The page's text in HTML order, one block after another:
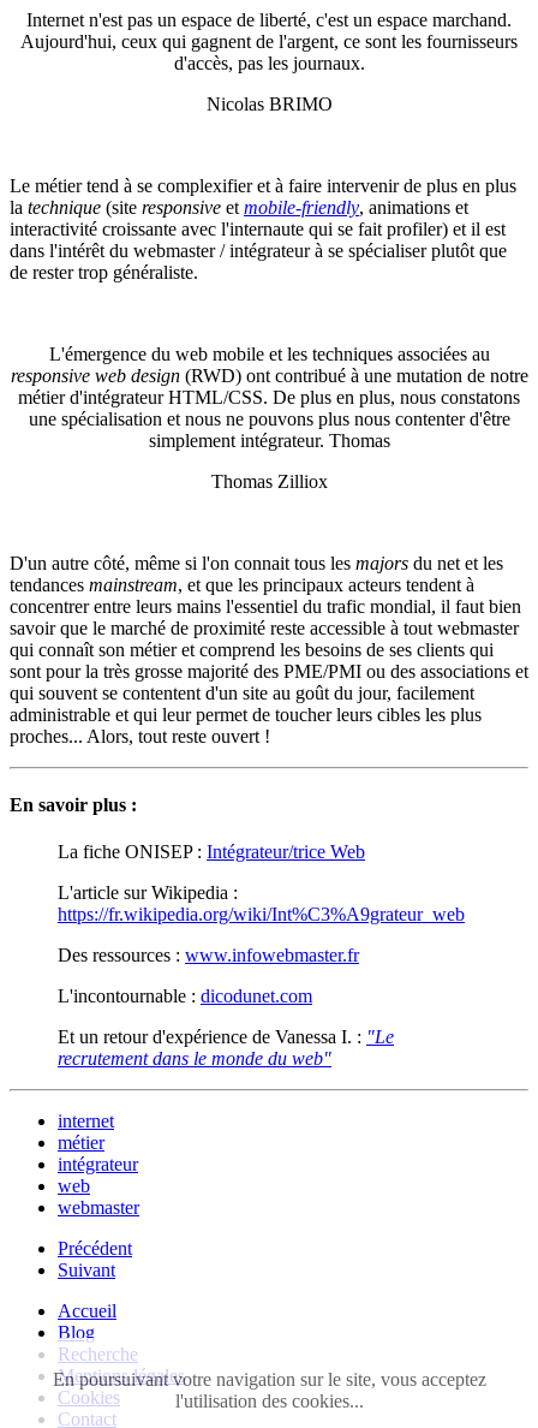
Internet n'est pas un espace de liberté, c'est un espace marchand.
Aujourd'hui, ceux qui gagnent de l'argent, ce sont les fournisseurs
d'accès, pas les journaux.
Nicolas BRIMO
Le métier tend à se complexifier et à faire intervenir de plus en plus
la technique (site responsive et mobile-friendly, animations et
interactivité croissante avec l'internaute qui se fait profiler) et il est
dans l'intérêt du webmaster / intégrateur à se spécialiser plutôt que
de rester trop généraliste.
L'émergence du web mobile et les techniques associées au
responsive web design(RWD) ont contribué à une mutation de notre
métier d'intégrateur HTML/CSS. De plus en plus, nous constatons
une spécialisation et nous ne pouvons plus nous contenter d'être
simplement intégrateur. Thomas
Thomas Zilliox
D'un autre côté, même si l'on connait tous les majors du net et les
tendances mainstream, et que les principaux acteurs tendent à
concentrer entre leurs mains l'essentiel du trafic mondial, il faut bien
savoir que le marché de proximité reste accessible à tout webmaster
qui connaît son métier et comprend les besoins de ses clients qui
sont pour la très grosse majorité des PME/PMI ou des associations et
qui souvent se contentent d'un site au goût du jour, facilement
administrable et qui leur permet de toucher leurs cibles les plus
proches... Alors, tout reste ouvert !
En savoir plus :
La fiche ONISEP : Intégrateur/trice Web
L'article sur Wikipedia :
https://fr.wikipedia.org/wiki/Int%C3%A9grateur_web
Des ressources : www.infowebmaster.fr
L'incontournable : dicodunet.com
Et un retour d'expérience de Vanessa I. : "Le
recrutement dans le monde du web"
internet
métier
intégrateur
web
webmaster
Précédent
Suivant
Accueil
Blog
Recherche
Mentions légales
Cookies
Contact
En poursuivant votre navigation sur le site, vous acceptez
l'utilisation des cookies...